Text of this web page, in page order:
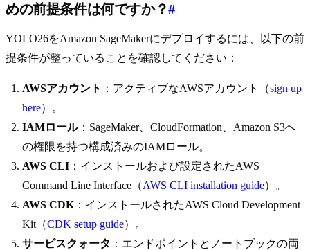
めの前提条件は何ですか？#
YOLO26をAmazon SageMakerにデプロイするには、以下の前
提条件が整っていることを確認してください：
AWSアカウント ：アクティブなAWSアカウント（sign up
here）。
IAMロール：SageMaker、CloudFormation、Amazon S3へ
の権限を持つ構成済みのIAMロール。
AWS CLI ：インストールおよび設定されたAWS
Command Line Interface（AWS CLI installation guide）。
AWS CDK ：インストールされたAWS Cloud Development
Kit（CDK setup guide）。
サービスクォータ ：エンドポイントとノートブックの両